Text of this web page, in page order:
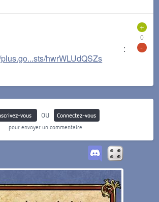
+
0
-
:
hwrWLUdQSZs
vous ou
Connectez-vous
pour envoyer un commentaire